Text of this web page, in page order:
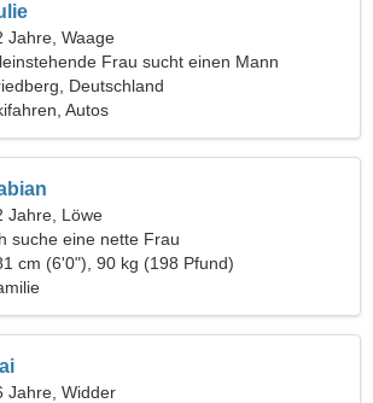
Jahre, Waage
Frau sucht einen Mann
Deutschland
Autos
Jahre, Löwe
suche eine nette Frau
cm (6'0"), 90 kg (198 Pfund)
Jahre, Widder